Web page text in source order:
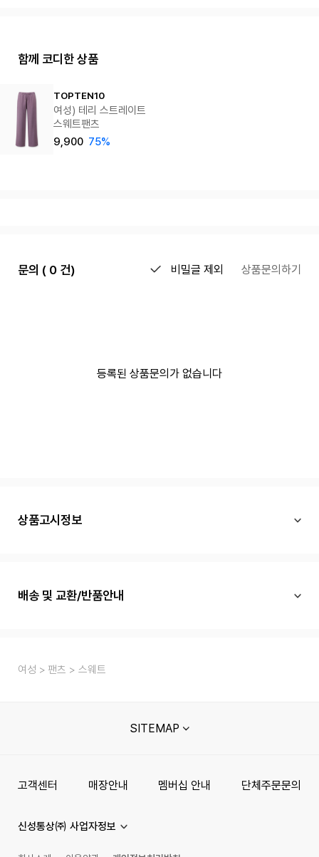
함께 코디한 상품
TOPTEN10
여성) 테리 스트레이트
스웨트팬츠
9,900 75%
문의 ( 0 건) 비밀글 제외 상품문의하기
등록된 상품문의가 없습니다
상품고시정보
배송 및 교환/반품안내
여성 팬츠 스웨트
SITEMAP
고객센터 매장안내 멤버십 안내 단체주문문의
신성통상㈜ 사업자정보